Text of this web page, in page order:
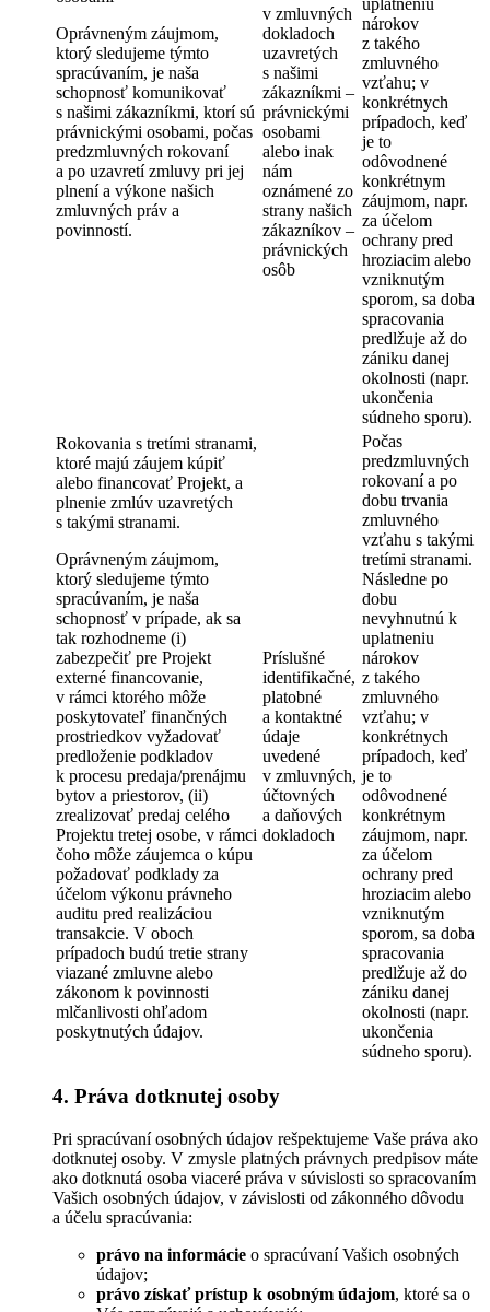
Oprávneným záujmom,
ktorý sledujeme týmto
spracúvaním, je naša
schopnosť komunikovať
s našimi zákazníkmi, ktorí sú
právnickými osobami, počas
predzmluvných rokovaní
a po uzavretí zmluvy pri jej
plnení a výkone našich
zmluvných práv a
povinností.
v zmluvných
dokladoch
uzavretých
s našimi
zákazníkmi –
právnickými
osobami
alebo inak
nám
oznámené zo
strany našich
zákazníkov –
právnických
osôb
nárokov
z takého
zmluvného
vzťahu; v
konkrétnych
prípadoch, keď
je to
odôvodnené
konkrétnym
záujmom, napr.
za účelom
ochrany pred
hroziacim alebo
vzniknutým
sporom, sa doba
spracovania
predlžuje až do
zániku danej
okolnosti (napr.
ukončenia
súdneho sporu).
Rokovania s tretími stranami,
ktoré majú záujem kúpiť
alebo financovať Projekt, a
plnenie zmlúv uzavretých
s takými stranami.
Oprávneným záujmom,
ktorý sledujeme týmto
spracúvaním, je naša
schopnosť v prípade, ak sa
tak rozhodneme (i)
zabezpečiť pre Projekt
externé financovanie,
v rámci ktorého môže
poskytovateľ finančných
prostriedkov vyžadovať
predloženie podkladov
k procesu predaja/prenájmu
bytov a priestorov, (ii)
zrealizovať predaj celého
Projektu tretej osobe, v rámci
čoho môže záujemca o kúpu
požadovať podklady za
účelom výkonu právneho
auditu pred realizáciou
transakcie. V oboch
prípadoch budú tretie strany
viazané zmluvne alebo
zákonom k povinnosti
mlčanlivosti ohľadom
poskytnutých údajov.
Príslušné
identifikačné,
platobné
a kontaktné
údaje
uvedené
v zmluvných,
účtovných
a daňových
dokladoch
Počas
predzmluvných
rokovaní a po
dobu trvania
zmluvného
vzťahu s takými
tretími stranami.
Následne po
dobu
nevyhnutnú k
uplatneniu
nárokov
z takého
zmluvného
vzťahu; v
konkrétnych
prípadoch, keď
je to
odôvodnené
konkrétnym
záujmom, napr.
za účelom
ochrany pred
hroziacim alebo
vzniknutým
sporom, sa doba
spracovania
predlžuje až do
zániku danej
okolnosti (napr.
ukončenia
súdneho sporu).
4. Práva dotknutej osoby
Pri spracúvaní osobných údajov rešpektujeme Vaše práva ako
dotknutej osoby. V zmysle platných právnych predpisov máte
ako dotknutá osoba viaceré práva v súvislosti so spracovaním
Vašich osobných údajov, v závislosti od zákonného dôvodu
a účelu spracúvania:
právo na informácie o spracúvaní Vašich osobných
údajov;
právo získať prístup k osobným údajom, ktoré sa o